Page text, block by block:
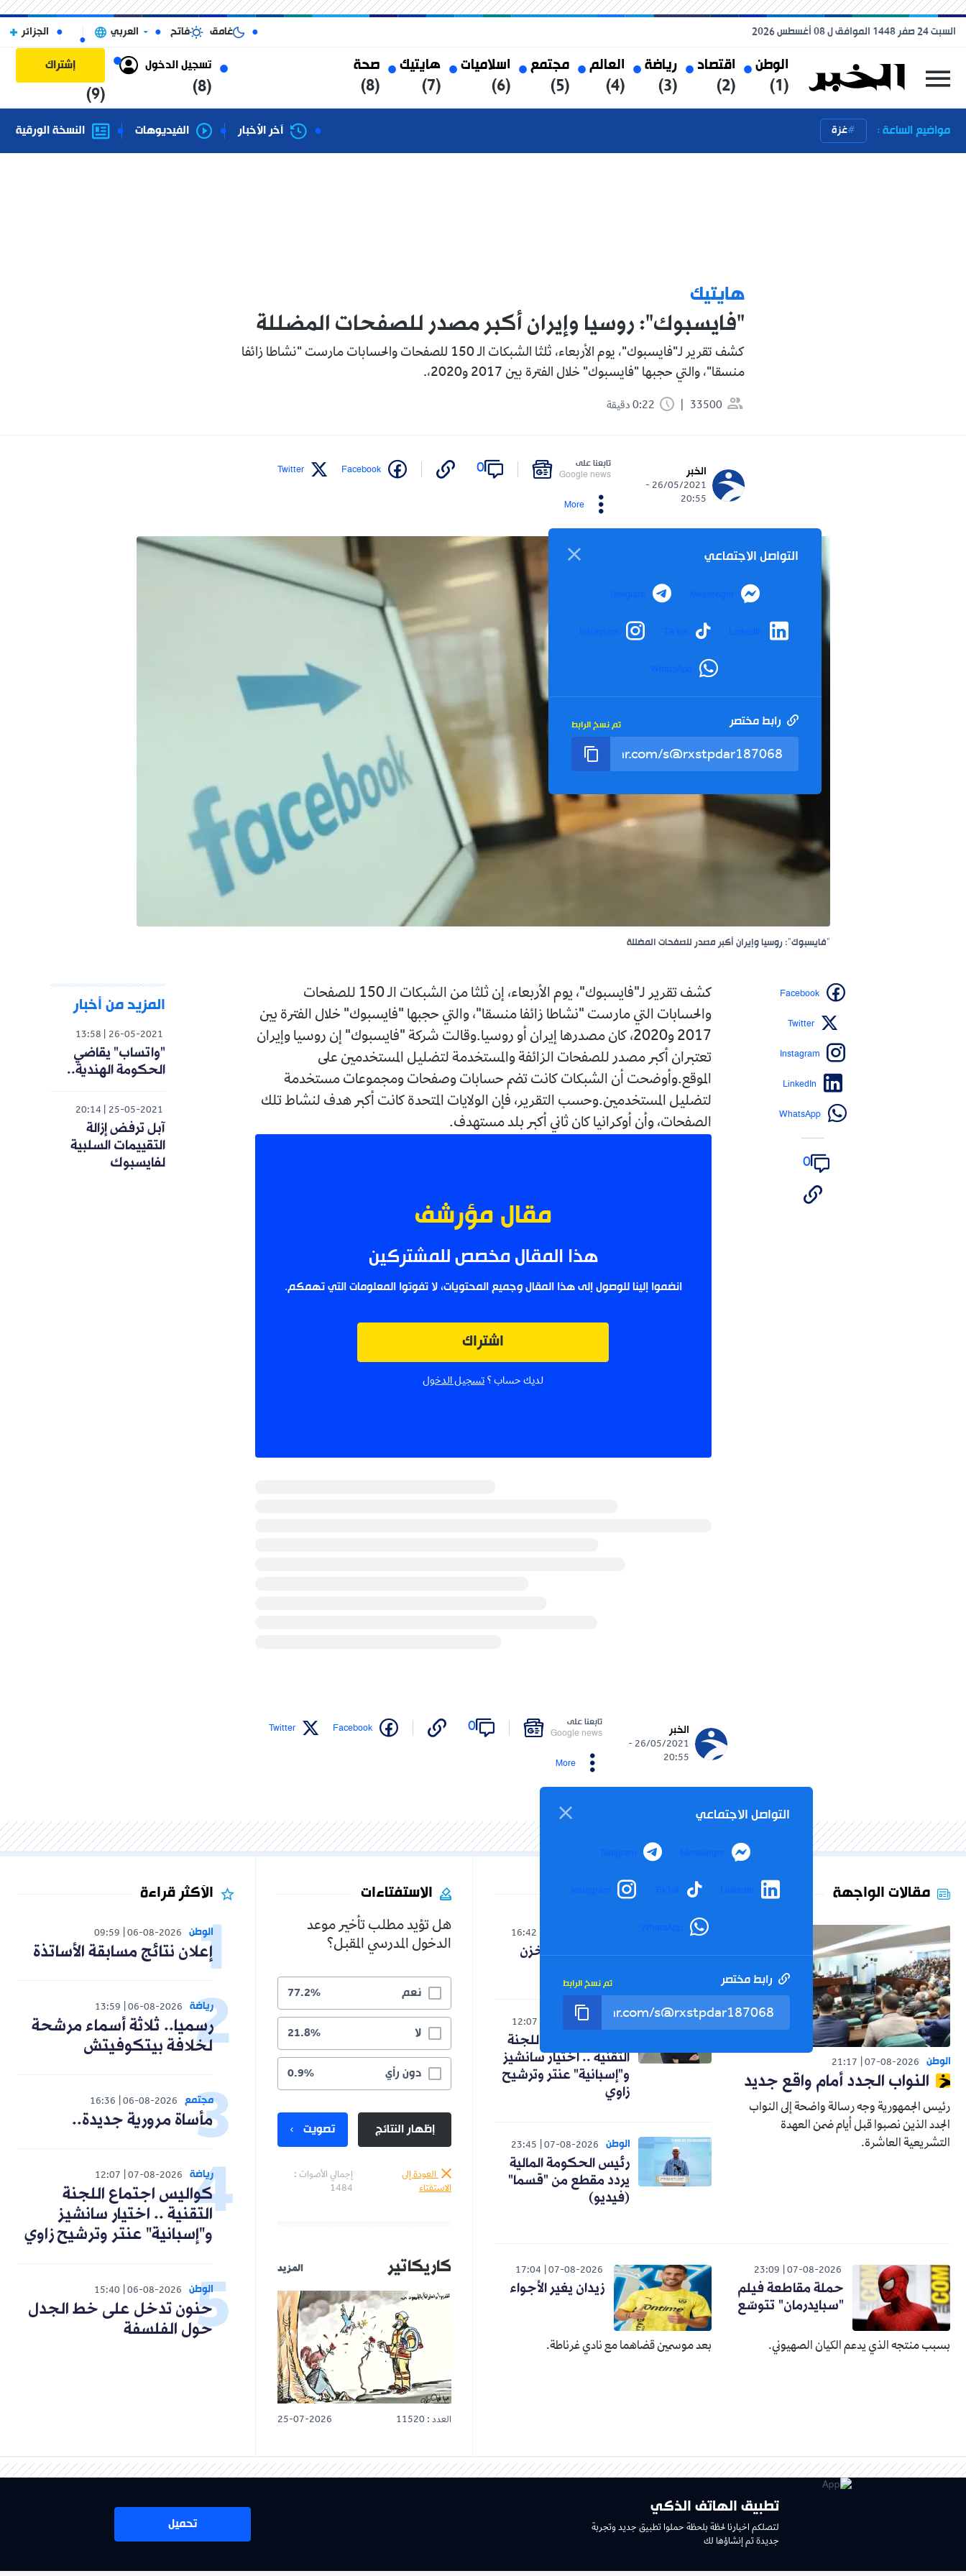
الوطن
(1)
اقتصاد
(2)
رياضة
(3)
العالم
(4)
مجتمع
(5)
اسلاميات
(6)
هايتيك
(7)
صحة
(8)
تسجيل الدخول
(8)
إشتراك
(9)
السبت 24 صفر 1448 الموافق ل 08 أغسطس 2026 غامق فاتح العربي الجزائر
مواضيع الساعة : غزة آخر الأخبار الفيديوهات النسخة الورقية
هايتيك
"فايسبوك": روسيا وإيران أكبر مصدر للصفحات المضللة
كشف تقرير لـ"فايسبوك"، يوم الأربعاء، ثلثا الشبكات الـ 150 للصفحات والحسابات مارست "نشاطا زائفا
منسقا"، والتي حجبها "فايسبوك" خلال الفترة بين 2017 و2020،.
33500
الخبر
26/05/2021 -
20:55
تابعنا على
Google news
0
Facebook
Twitter
More
التواصل الاجتماعي
Messenger
Telegram
LinkedIn
TikTok
Instagram
WhatsApp
رابط مختصر تم نسخ الرابط
"فايسبوك": روسيا وإيران أكبر مصدر للصفحات المضللة
كشف تقرير لـ"فايسبوك"، يوم الأربعاء، إن ثلثا من الشبكات الـ 150 للصفحات
والحسابات التي مارست "نشاطا زائفا منسقا"، والتي حجبها "فايسبوك" خلال الفترة بين
2017 و2020، كان مصدرها إيران أو روسيا.وقالت شركة "فايسبوك" إن روسيا وإيران
تعتبران أكبر مصدر للصفحات الزائفة والمستخدمة لتضليل المستخدمين على
الموقع.وأوضحت أن الشبكات كانت تضم حسابات وصفحات ومجموعات مستخدمة
لتضليل المستخدمين.وحسب التقرير، فإن الولايات المتحدة كانت أكبر هدف لنشاط تلك
الصفحات، وأن أوكرانيا كان ثاني أكبر بلد مستهدف.
مقال مؤرشف
هذا المقال مخصص للمشتركين
انضموا إلينا للوصول إلى هذا المقال وجميع المحتويات، لا تفوتوا المعلومات التي تهمكم.
اشتراك
لديك حساب ؟ تسجيل الدخول
Facebook
Twitter
Instagram
LinkedIn
WhatsApp
0
المزيد من أخبار
26-05-2021
13:58
"واتساب" يقاضي
الحكومة الهندية..
25-05-2021
20:14
آبل ترفض إزالة
التقييمات السلبية
لفايسبوك
الخبر
26/05/2021 -
20:55
تابعنا على
Google news
0
Facebook
Twitter
More
التواصل الاجتماعي
Messenger
Telegram
LinkedIn
TikTok
Instagram
WhatsApp
رابط مختصر تم نسخ الرابط
مقالات الواجهة
الوطن 07-08-2026
21:17
النواب الجدد أمام واقع جديد
رئيس الجمهورية وجه رسالة واضحة إلى النواب
الجدد الذين نصبوا قبل أيام ضمن العهدة
التشريعية العاشرة.
16:42
صدمة لنظام المخزن
رياضة 07-08-2026
12:07
كواليس اجتماع اللجنة
التقنية .. اختيار سانشيز
و"إسبانية" عنتر وترشيح
زاوي
الوطن 07-08-2026
23:45
رئيس الحكومة المالية
يردد مقطع من "قسما"
(فيديو)
07-08-2026
23:09
حملة مقاطعة فيلم
"سبايدرمان" تتوسّع
بسبب منتجه الذي يدعم الكيان الصهيوني.
07-08-2026
17:04
زيدان يغير الأجواء
بعد موسمين قضاهما مع نادي غرناطة.
الاستفتاءات
هل تؤيد مطلب تأخير موعد
الدخول المدرسي المقبل؟
نعم 77.2%
لا 21.8%
دون رأي 0.9%
إظهار النتائج تصويت
العودة إلى
الاستفتاء
إجمالي الأصوات :
1484
كاريكاتير المزيد
العدد : 11520 25-07-2026
الأكثر قراءة
الوطن 06-08-2026
09:59
إعلان نتائج مسابقة الأساتذة
رياضة 06-08-2026
13:59
رسميا.. ثلاثة أسماء مرشحة
لخلافة بيتكوفيتش
مجتمع 06-08-2026
16:36
مأساة مرورية جديدة..
رياضة 07-08-2026
12:07
كواليس اجتماع اللجنة
التقنية .. اختيار سانشيز
و"إسبانية" عنتر وترشيح زاوي
الوطن 06-08-2026
15:40
حنون تدخل على خط الجدل
حول الفلسفة
تطبيق الهاتف الذكي
لتصلكم اخبارنا لحظة بلحظة حملوا تطبيق جديد وتجربة
جديدة تم إنشاؤها لك
تحميل